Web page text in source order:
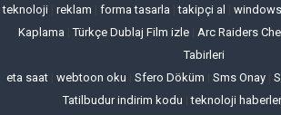
teknoloji reklam forma tasarla |takipçi al
Kaplama |Türkçe Dublaj Film izle| Arc Raiders
Tabirleri
eta saat webtoon oku Sfero Döküm Sms Onay
Tatilbudur indirim kodu |teknoloji